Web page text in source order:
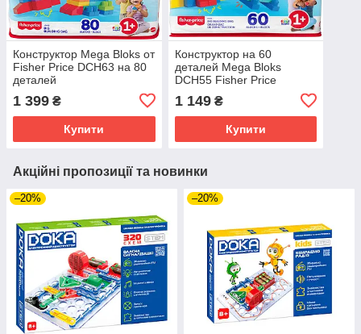
Конструктор Mega Bloks от
Fisher Price DCH63 на 80
деталей
1 399 ₴
Купити
Конструктор на 60
деталей Mega Bloks
DCH55 Fisher Price
1 149₴
Купити
Акційні пропозиції та новинки
–20% –20%